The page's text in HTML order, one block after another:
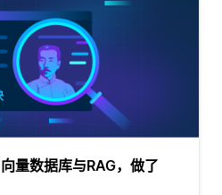
量数据库与RAG，做了